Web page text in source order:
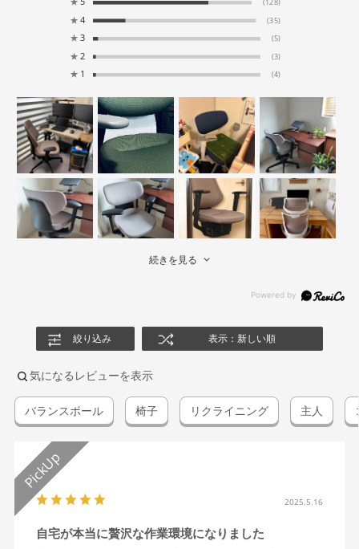
(128)
★ 4 (35)
★ 3 (5)
★ 2 (3)
★ 1 (4)
続きを見る
絞り込み 表示：新しい順
気になるレビューを表示
バランスボール 椅子 リクライニング 主人
2025.5.16
自宅が本当に贅沢な作業環境になりました